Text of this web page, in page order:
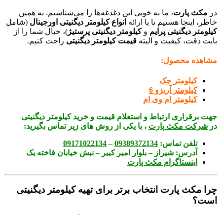
در مکث پارت، ما به خوبی این دغدغه‌ها را می‌شناسیم. به همین
خاطر، اینجا هستیم تا با ارائه انواع کیلومتر دیگنیتی اورجینال (شامل
کیلومتر دیگنیتی پرایم وکیلومتر دیگنیتی پرستیژ)، خیال شما را از
بابت دقت، کیفیت و البته قیمت کیلومتر دیگنیتی راحت کنیم.
مشاهده محصول:
کیلومتر جک
کیلومتر آریزو 6
کیلومتر ام وی ام
جهت برقراری ارتباط و استعلام قیمت و خرید کیلومتر دیگنیتی
در شرکت مکث پارت ، با یکی از روش های زیر تماس بگیرید:
تلفن تماس: 09389372134
–
09171022134
آدرس: شیراز – بلوار امیر کبیر – نبش خیابان فاخته یک
اینستاگرام مکث پارت
چرا مکث پارت انتخاب برتر برای تهیه کیلومتر دیگنیتی
است؟